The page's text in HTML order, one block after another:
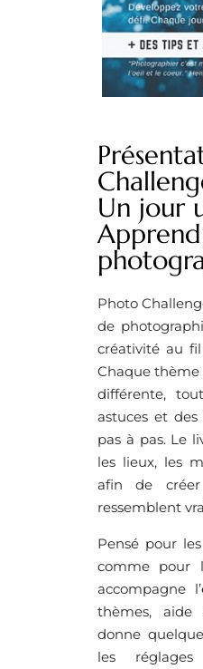
Un jour
Photo
de
créativité au
Chaque thème
différente,
astuces et
pas à pas. Le
les lieux, les
afin de
ressemblent
Pensé pour
comme pour
accompagne
thèmes,
donne
les